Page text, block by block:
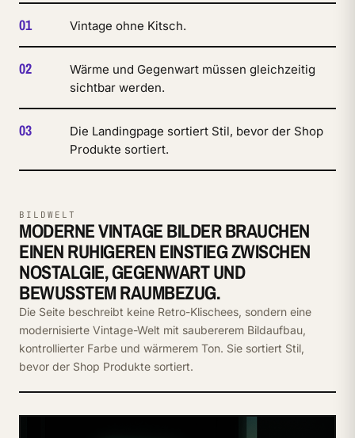
01 Vintage ohne Kitsch.
02
Wärme und Gegenwart müssen gleichzeitig
sichtbar werden.
03
Die Landingpage sortiert Stil, bevor der Shop
Produkte sortiert.
BILDWELT
MODERNE VINTAGE BILDER BRAUCHEN
EINEN RUHIGEREN EINSTIEG ZWISCHEN
NOSTALGIE, GEGENWART UND
BEWUSSTEM RAUMBEZUG.
Die Seite beschreibt keine Retro-Klischees, sondern eine
modernisierte Vintage-Welt mit saubererem Bildaufbau,
kontrollierter Farbe und wärmerem Ton. Sie sortiert Stil,
bevor der Shop Produkte sortiert.